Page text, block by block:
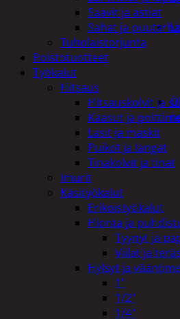
Saavit ja astiat
Sahat ja
Tuholaistorjunta
Poistotuotteet
Työkalut
Hitsaus
Hitsauskolvit ja
Kaasut ja
Lasit ja maskit
Puikot ja langat
Tinakolvit ja tinat
Imurit
Käsityökalut
Erikoistyökalut
Hionta ja
Tyynyt ja
Viilat ja
Hylsyt ja
1"
1/2"
1/4"